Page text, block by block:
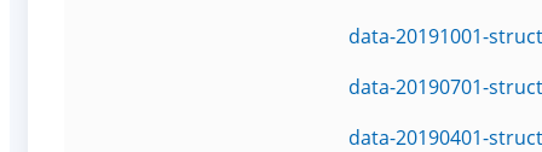
data-20191001-
data-20190701-
data-20190401-